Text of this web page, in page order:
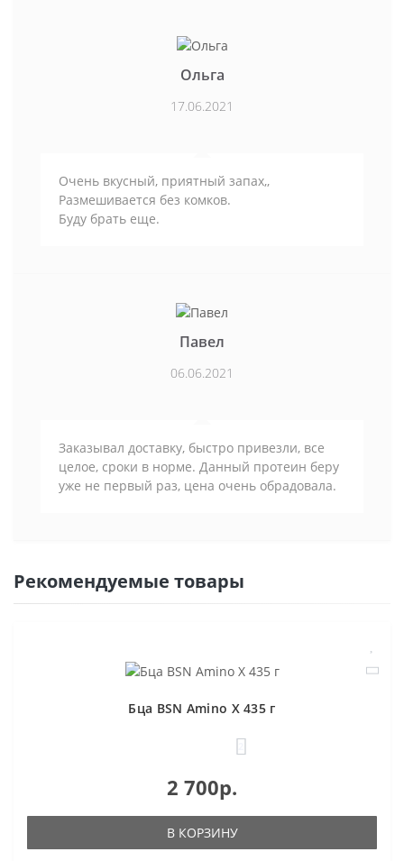
Ольга
17.06.2021
Очень вкусный, приятный запах,,
Размешивается без комков.
Буду брать еще.
Павел
06.06.2021
Заказывал доставку, быстро привезли, все
целое, сроки в норме. Данный протеин беру
уже не первый раз, цена очень обрадовала.
Рекомендуемые товары
Бца BSN Amino X 435 г
2 700р.
В КОРЗИНУ